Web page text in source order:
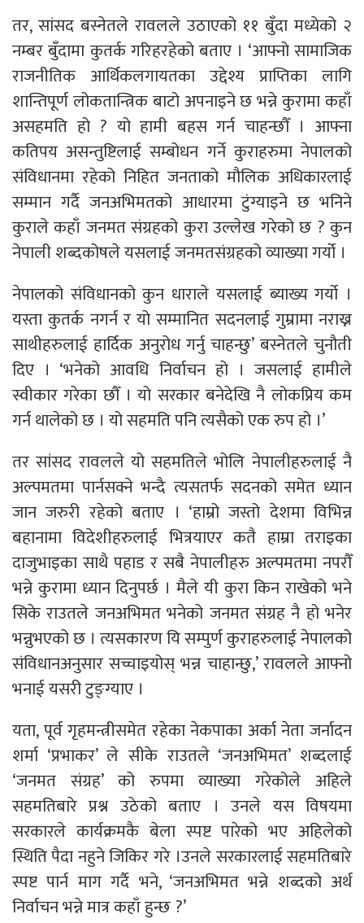
तर, सांसद बस्नेतले रावलले उठाएको ११ बुँदा मध्येको २
नम्बर बुँदामा कुतर्क गरिहरहेको बताए । ‘आफ्नो सामाजिक
राजनीतिक आर्थिकलगायतका उद्देश्य प्राप्तिका लागि
शान्तिपूर्ण लोकतान्त्रिक बाटो अपनाइने छ भन्ने कुरामा कहाँ
असहमति हो ? यो हामी बहस गर्न चाहन्छौँ । आफ्ना
कतिपय असन्तुष्टिलाई सम्बोधन गर्ने कुराहरुमा नेपालको
संविधानमा रहेको निहित जनताको मौलिक अधिकारलाई
सम्मान गर्दै जनअभिमतको आधारमा टुंग्याइने छ भनिने
कुराले कहाँ जनमत संग्रहको कुरा उल्लेख गरेको छ ? कुन
नेपाली शब्दकोषले यसलाई जनमतसंग्रहको व्याख्या गर्यो ।
नेपालको संविधानको कुन धाराले यसलाई ब्याख्य गर्यो ।
यस्ता कुतर्क नगर्न र यो सम्मानित सदनलाई गुम्रामा नराख्न
साथीहरुलाई हार्दिक अनुरोध गर्नु चाहन्छु’ बस्नेतले चुनौती
दिए । ‘भनेको आवधि निर्वाचन हो । जसलाई हामीले
स्वीकार गरेका छौँ । यो सरकार बनेदेखि नै लोकप्रिय कम
गर्न थालेको छ । यो सहमति पनि त्यसैको एक रुप हो ।’
तर सांसद रावलले यो सहमतिले भोलि नेपालीहरुलाई नै
अल्पमतमा पार्नसक्ने भन्दै त्यसतर्फ सदनको समेत ध्यान
जान जरुरी रहेको बताए । ‘हाम्रो जस्तो देशमा विभिन्न
बहानामा विदेशीहरुलाई भित्रयाएर कतै हाम्रा तराइका
दाजुभाइका साथै पहाड र सबै नेपालीहरु अल्पमतमा नपरौँ
भन्ने कुरामा ध्यान दिनुपर्छ । मैले यी कुरा किन राखेको भने
सिके राउतले जनअभिमत भनेको जनमत संग्रह नै हो भनेर
भन्नुभएको छ । त्यसकारण यि सम्पुर्ण कुराहरुलाई नेपालको
संविधानअनुसार सच्चाइयोस् भन्न चाहान्छु,’ रावलले आफ्नो
भनाई यसरी टुङ्ग्याए ।
यता, पूर्व गृहमन्त्रीसमेत रहेका नेकपाका अर्का नेता जर्नादन
शर्मा ‘प्रभाकर’ ले सीके राउतले ‘जनअभिमत’ शब्दलाई
‘जनमत संग्रह’ को रुपमा व्याख्या गरेकोले अहिले
सहमतिबारे प्रश्न उठेको बताए । उनले यस विषयमा
सरकारले कार्यक्रमकै बेला स्पष्ट पारेको भए अहिलेको
स्थिति पैदा नहुने जिकिर गरे ।उनले सरकारलाई सहमतिबारे
स्पष्ट पार्न माग गर्दै भने, ‘जनअभिमत भन्ने शब्दको अर्थ
निर्वाचन भन्ने मात्र कहाँ हुन्छ ?’